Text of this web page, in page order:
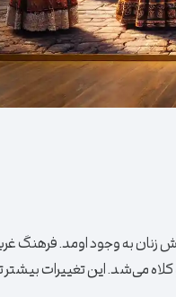
تو پوشش زنان به وجود اومد.
می‌شد. این تغییرات